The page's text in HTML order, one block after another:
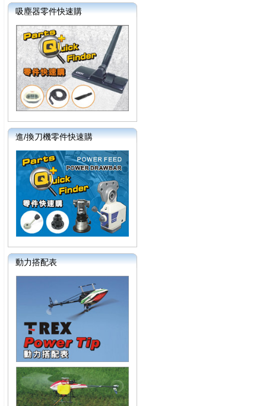
吸塵器零件快速購
進/換刀機零件快速購
動力搭配表